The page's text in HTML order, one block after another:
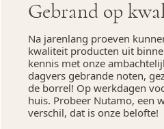
Gebrand op
Na jarenlang proeven
kwaliteit producten uit
kennis met onze
dagvers gebrande noten,
de borrel! Op werkdagen
huis. Probeer Nutamo, een
verschil, dat is onze belofte!